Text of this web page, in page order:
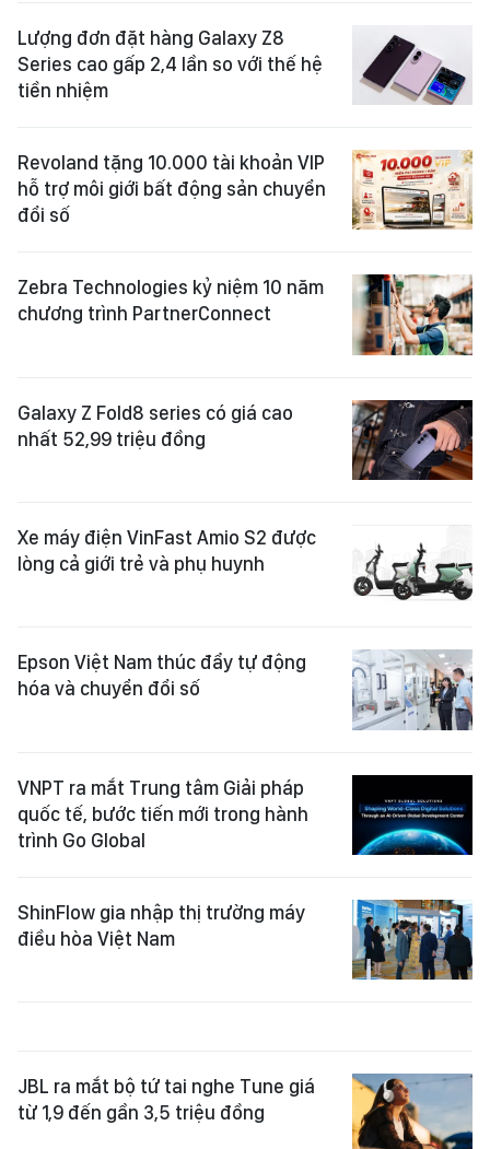
Lượng đơn đặt hàng Galaxy Z8
Series cao gấp 2,4 lần so với thế hệ
tiền nhiệm
Revoland tặng 10.000 tài khoản VIP
hỗ trợ môi giới bất động sản chuyển
đổi số
Zebra Technologies kỷ niệm 10 năm
chương trình PartnerConnect
Galaxy Z Fold8 series có giá cao
nhất 52,99 triệu đồng
Xe máy điện VinFast Amio S2 được
lòng cả giới trẻ và phụ huynh
Epson Việt Nam thúc đẩy tự động
hóa và chuyển đổi số
VNPT ra mắt Trung tâm Giải pháp
quốc tế, bước tiến mới trong hành
trình Go Global
ShinFlow gia nhập thị trường máy
điều hòa Việt Nam
JBL ra mắt bộ tứ tai nghe Tune giá
từ 1,9 đến gần 3,5 triệu đồng